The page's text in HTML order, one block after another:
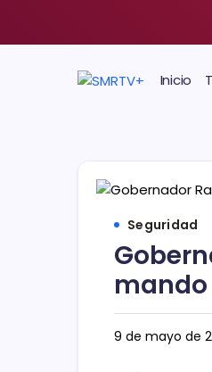
Inicio
Seguridad
mando
9 de mayo de